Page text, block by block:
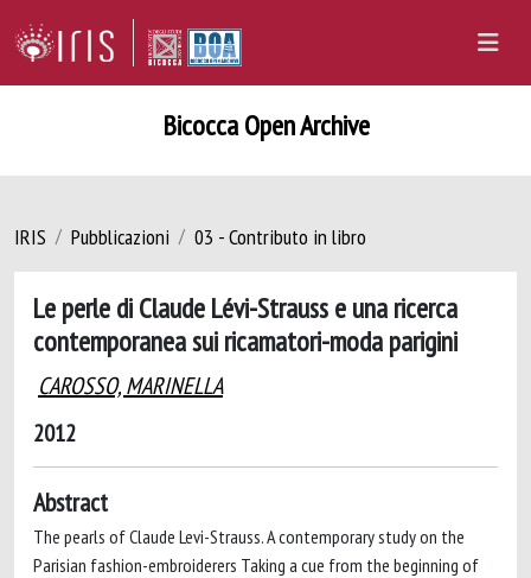
Bicocca Open Archive
IRIS Pubblicazioni 03 - Contributo in libro
Le perle di Claude Lévi-Strauss e una ricerca
contemporanea sui ricamatori-moda parigini
CAROSSO, MARINELLA
2012
Abstract
The pearls of Claude Levi-Strauss. A contemporary study on the
Parisian fashion-embroiderers Taking a cue from the beginning of